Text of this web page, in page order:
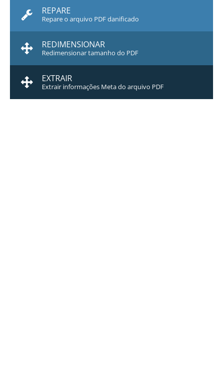
REPARE
Repare o arquivo PDF danificado
REDIMENSIONAR
Redimensionar tamanho do PDF
EXTRAIR
Extrair informações Meta do arquivo PDF